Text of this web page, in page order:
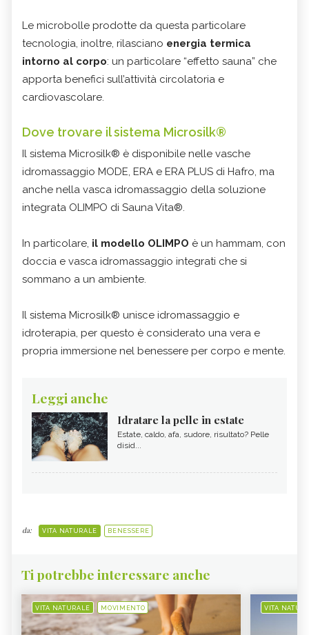
Le microbolle prodotte da questa particolare
tecnologia, inoltre, rilasciano energia termica
intorno al corpo: un particolare “effetto sauna” che
apporta benefici sull’attività circolatoria e
cardiovascolare.
Dove trovare il sistema Microsilk®
Il sistema Microsilk® è disponibile nelle vasche
idromassaggio MODE, ERA e ERA PLUS di Hafro, ma
anche nella vasca idromassaggio della soluzione
integrata OLIMPO di Sauna Vita®.
In particolare, il modello OLIMPO è un hammam, con
doccia e vasca idromassaggio integrati che si
sommano a un ambiente.
Il sistema Microsilk® unisce idromassaggio e
idroterapia, per questo è considerato una vera e
propria immersione nel benessere per corpo e mente.
Leggi anche
Idratare la pelle in estate
Estate, caldo, afa, sudore, risultato? Pelle
disid...
da: VITA NATURALE BENESSERE
Ti potrebbe interessare anche
VITA NATURALE MOVIMENTO VITA